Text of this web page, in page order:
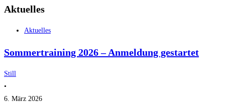
Aktuelles
Aktuelles
Sommertraining 2026 – Anmeldung gestartet
Still
•
6. März 2026